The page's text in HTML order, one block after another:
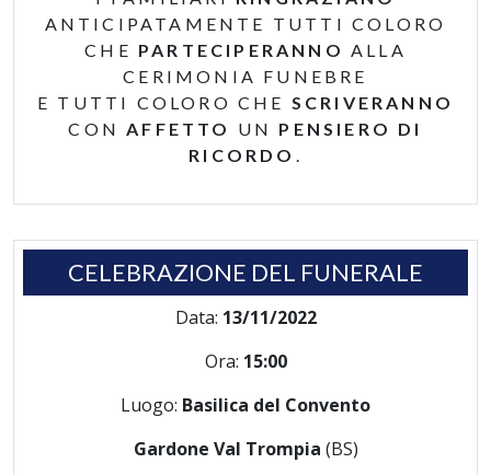
ANTICIPATAMENTE TUTTI COLORO
CHE PARTECIPERANNO ALLA
CERIMONIA FUNEBRE
E TUTTI COLORO CHE SCRIVERANNO
CONAFFETTO UN PENSIERO DI
RICORDO .
CELEBRAZIONE DEL FUNERALE
Data: 13/11/2022
Ora: 15:00
Luogo: Basilica del Convento
Gardone Val Trompia (BS)